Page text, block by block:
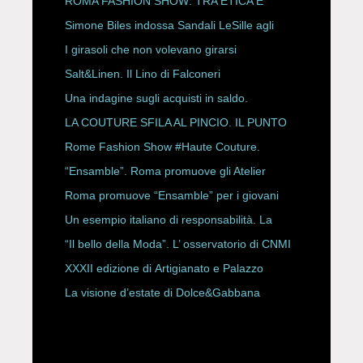
HAUTE COUTURE
Simone Biles indossa Sandali LeSille agli
ESPY Awards 2026
I girasoli che non volevano girarsi
Salt&Linen. Il Lino di Falconeri
Una indagine sugli acquisti in saldo.
LA COUTURE SFILA AL PINCIO. IL PUNTO
CON ALESSANDRO ONORATO E
ROBERTA ANGELILLI
Rome Fashion Show #Haute Couture.
“Ensamble”. Roma promuove gli Atelier
Storici
Roma promuove “Ensamble” per i giovani
Un esempio italiano di responsabilità. La
Rete Slow Fiber
“Il bello della Moda”. L’ osservatorio di CNMI
XXXII edizione di Artigianato e Palazzo
La visione d’estate di Dolce&Gabbana